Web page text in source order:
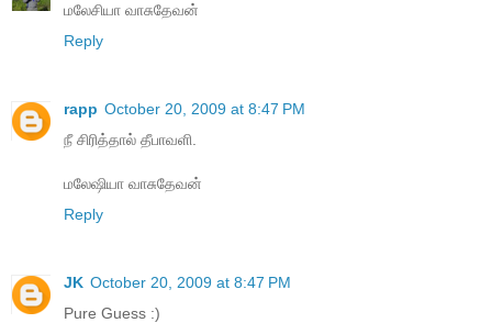
மலேசியா வாசுதேவன்
Reply
rapp October 20, 2009 at 8:47 PM
நீ சிரித்தால் தீபாவளி.
மலேஷியா வாசுதேவன்
Reply
JK October 20, 2009 at 8:47 PM
Pure Guess :)